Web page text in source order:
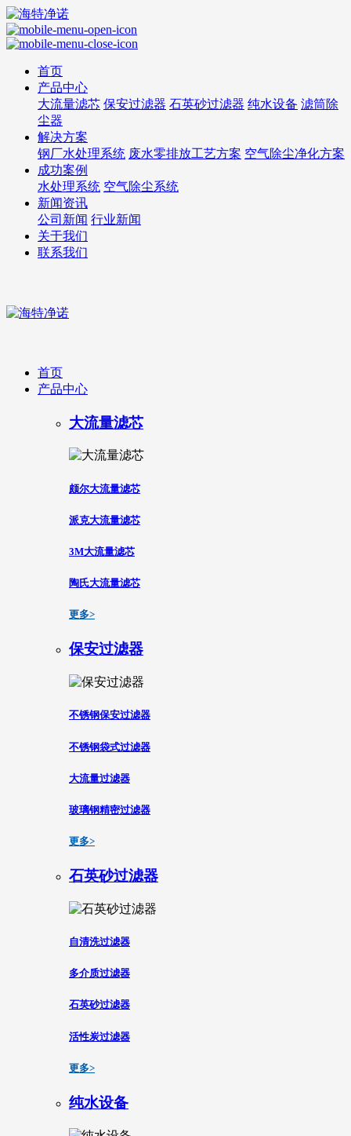
首页
产品中心
大流量滤芯 保安过滤器 石英砂过滤器 纯水设备 滤筒除
尘器
解决方案
钢厂水处理系统 废水零排放工艺方案 空气除尘净化方案
成功案例
水处理系统 空气除尘系统
新闻资讯
公司新闻 行业新闻
关于我们
联系我们
首页
产品中心
大流量滤芯
颇尔大流量滤芯
派克大流量滤芯
3M大流量滤芯
陶氏大流量滤芯
更多>
保安过滤器
不锈钢保安过滤器
不锈钢袋式过滤器
大流量过滤器
玻璃钢精密过滤器
更多>
石英砂过滤器
自清洗过滤器
多介质过滤器
石英砂过滤器
活性炭过滤器
更多>
纯水设备